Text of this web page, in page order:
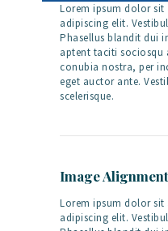
Lorem ipsum dolor sit
adipiscing elit.
Phasellus blandit dui
aptent taciti
conubia nostra, per
eget auctor ante.
scelerisque.
Image Alignment
Lorem ipsum dolor sit
adipiscing elit.